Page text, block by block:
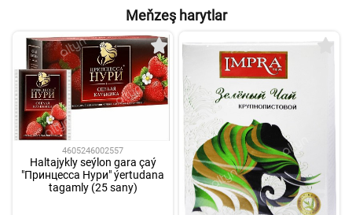
Meňzeş harytlar
4605246002557
Haltajykly seýlon gara çaý
"Принцесса Нури" ýertudana
tagamly (25 sany)